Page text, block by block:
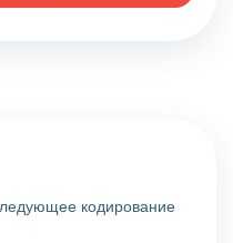
кодирование